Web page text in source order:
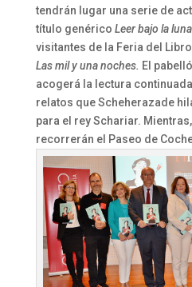
tendrán lugar una serie de
título genérico Leer bajo la
visitantes de la Feria del
Las mil y una noches. El
acogerá la lectura
relatos que Scheherazade
para el rey Schariar.
recorrerán el Paseo de